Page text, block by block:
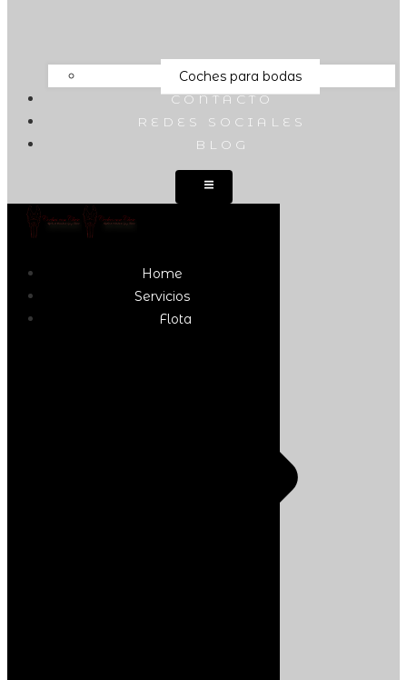
Coches para bodas
CONTACTO
REDES SOCIALES
BLOG
Home
Servicios
Flota